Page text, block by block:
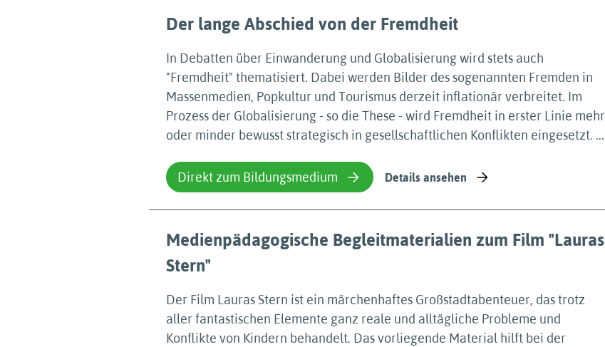
Der lange Abschied von der Fremdheit
In Debatten über Einwanderung und Globalisierung wird stets auch
"Fremdheit" thematisiert. Dabei werden Bilder des sogenannten Fremden in
Massenmedien, Popkultur und Tourismus derzeit inflationär verbreitet. Im
Prozess der Globalisierung - so die These - wird Fremdheit in erster Linie mehr
oder minder bewusst strategisch in gesellschaftlichen Konflikten eingesetzt. ...
Direkt zum Bildungsmedium Details ansehen
Medienpädagogische Begleitmaterialien zum Film "Lauras
Stern"
Der Film Lauras Stern ist ein märchenhaftes Großstadtabenteuer, das trotz
aller fantastischen Elemente ganz reale und alltägliche Probleme und
Konflikte von Kindern behandelt. Das vorliegende Material hilft bei der